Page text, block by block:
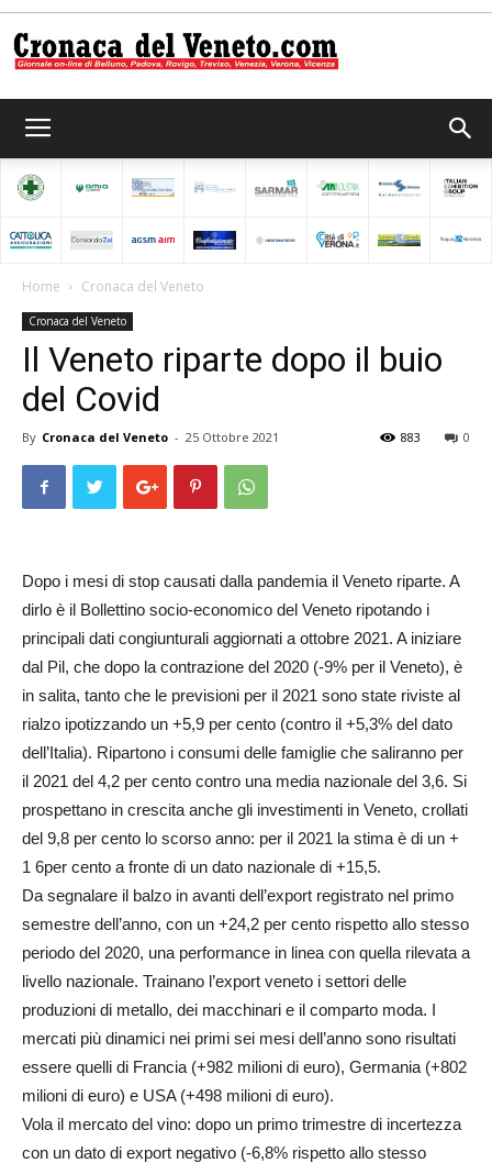
del
Home Cronaca del Veneto
Cronaca del Veneto
Il Veneto riparte dopo il buio
del Covid
By Cronaca del Veneto - 25 Ottobre 2021 0
883
Dopo i mesi di stop causati dalla pandemia il Veneto riparte. A
dirlo è il Bollettino socio-economico del Veneto ripotando i
principali dati congiunturali aggiornati a ottobre 2021. A iniziare
dal Pil, che dopo la contrazione del 2020 (-9% per il Veneto), è
in salita, tanto che le previsioni per il 2021 sono state riviste al
rialzo ipotizzando un +5,9 per cento (contro il +5,3% del dato
dell’Italia). Ripartono i consumi delle famiglie che saliranno per
il 2021 del 4,2 per cento contro una media nazionale del 3,6. Si
prospettano in crescita anche gli investimenti in Veneto, crollati
del 9,8 per cento lo scorso anno: per il 2021 la stima è di un +
1 6per cento a fronte di un dato nazionale di +15,5.
Da segnalare il balzo in avanti dell’export registrato nel primo
semestre dell’anno, con un +24,2 per cento rispetto allo stesso
periodo del 2020, una performance in linea con quella rilevata a
livello nazionale. Trainano l’export veneto i settori delle
produzioni di metallo, dei macchinari e il comparto moda. I
mercati più dinamici nei primi sei mesi dell’anno sono risultati
essere quelli di Francia (+982 milioni di euro), Germania (+802
milioni di euro) e USA (+498 milioni di euro).
Vola il mercato del vino: dopo un primo trimestre di incertezza
con un dato di export negativo (-6,8% rispetto allo stesso